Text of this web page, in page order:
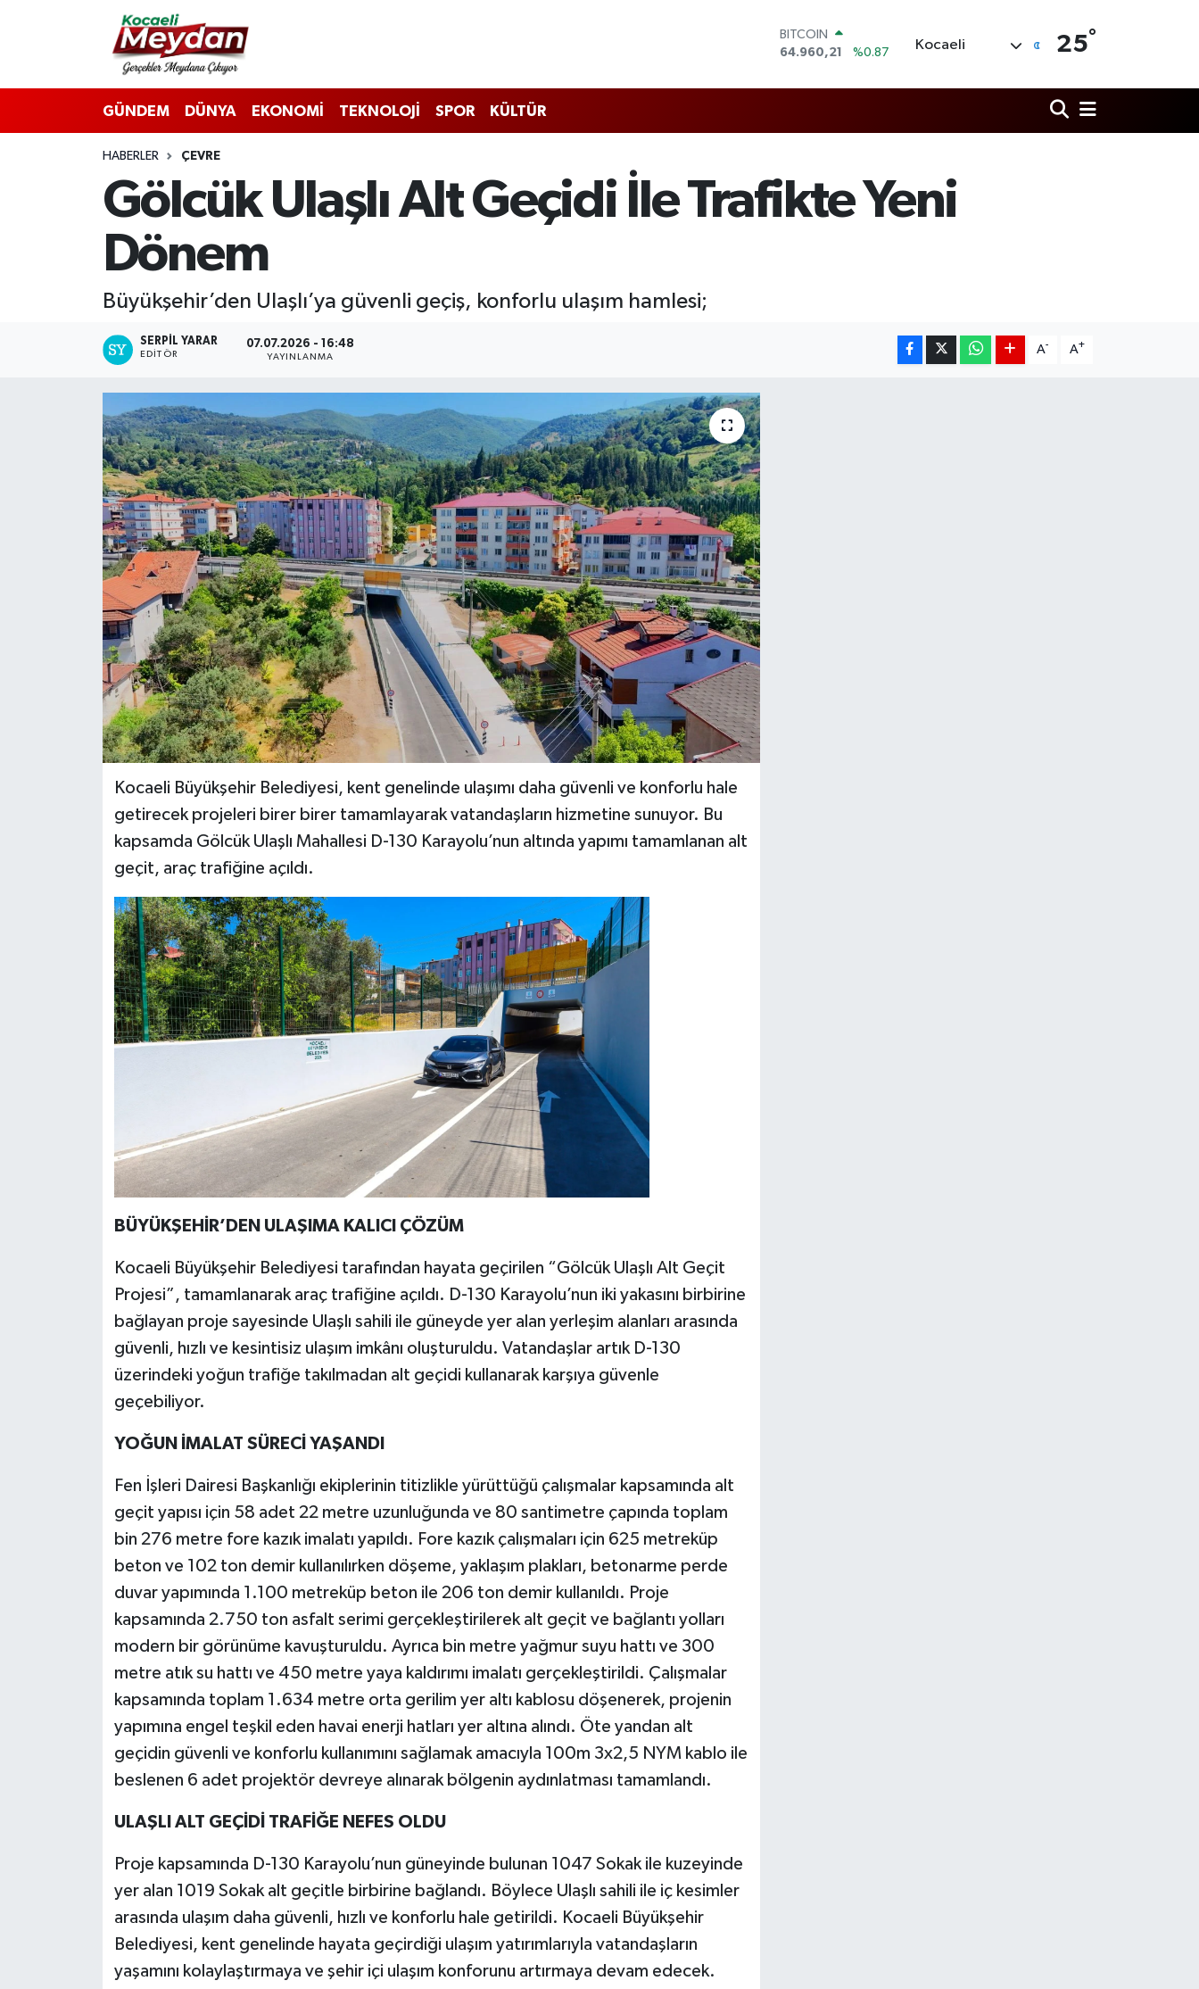
DOLAR
47,7436
%0.18
55,2510
%0.32
BİST100
13.779
%-14
BITCOIN
Kocaeli 25°
GÜNDEM DÜNYA EKONOMİ TEKNOLOJİ SPOR KÜLTÜR
HABERLER ÇEVRE
Gölcük Ulaşlı Alt Geçidi İle Trafikte Yeni
Dönem
Büyükşehir’den Ulaşlı’ya güvenli geçiş, konforlu ulaşım hamlesi;
SERPİL YARAR
EDITÖR
07.07.2026 - 16:48
YAYINLANMA
A- A+
Kocaeli Büyükşehir Belediyesi, kent genelinde ulaşımı daha güvenli ve konforlu hale
getirecek projeleri birer birer tamamlayarak vatandaşların hizmetine sunuyor. Bu
kapsamda Gölcük Ulaşlı Mahallesi D-130 Karayolu’nun altında yapımı tamamlanan alt
geçit, araç trafiğine açıldı.
BÜYÜKŞEHİR’DEN ULAŞIMA KALICI ÇÖZÜM
Kocaeli Büyükşehir Belediyesi tarafından hayata geçirilen “Gölcük Ulaşlı Alt Geçit
Projesi”, tamamlanarak araç trafiğine açıldı. D-130 Karayolu’nun iki yakasını birbirine
bağlayan proje sayesinde Ulaşlı sahili ile güneyde yer alan yerleşim alanları arasında
güvenli, hızlı ve kesintisiz ulaşım imkânı oluşturuldu. Vatandaşlar artık D-130
üzerindeki yoğun trafiğe takılmadan alt geçidi kullanarak karşıya güvenle
geçebiliyor.
YOĞUN İMALAT SÜRECİ YAŞANDI
Fen İşleri Dairesi Başkanlığı ekiplerinin titizlikle yürüttüğü çalışmalar kapsamında alt
geçit yapısı için 58 adet 22 metre uzunluğunda ve 80 santimetre çapında toplam
bin 276 metre fore kazık imalatı yapıldı. Fore kazık çalışmaları için 625 metreküp
beton ve 102 ton demir kullanılırken döşeme, yaklaşım plakları, betonarme perde
duvar yapımında 1.100 metreküp beton ile 206 ton demir kullanıldı. Proje
kapsamında 2.750 ton asfalt serimi gerçekleştirilerek alt geçit ve bağlantı yolları
modern bir görünüme kavuşturuldu. Ayrıca bin metre yağmur suyu hattı ve 300
metre atık su hattı ve 450 metre yaya kaldırımı imalatı gerçekleştirildi. Çalışmalar
kapsamında toplam 1.634 metre orta gerilim yer altı kablosu döşenerek, projenin
yapımına engel teşkil eden havai enerji hatları yer altına alındı. Öte yandan alt
geçidin güvenli ve konforlu kullanımını sağlamak amacıyla 100m 3x2,5 NYM kablo ile
beslenen 6 adet projektör devreye alınarak bölgenin aydınlatması tamamlandı.
ULAŞLI ALT GEÇİDİ TRAFİĞE NEFES OLDU
Proje kapsamında D-130 Karayolu’nun güneyinde bulunan 1047 Sokak ile kuzeyinde
yer alan 1019 Sokak alt geçitle birbirine bağlandı. Böylece Ulaşlı sahili ile iç kesimler
arasında ulaşım daha güvenli, hızlı ve konforlu hale getirildi. Kocaeli Büyükşehir
Belediyesi, kent genelinde hayata geçirdiği ulaşım yatırımlarıyla vatandaşların
yaşamını kolaylaştırmaya ve şehir içi ulaşım konforunu artırmaya devam edecek.
Nöbetçi Eczaneler
Hava Durumu
Trafik Durumu
Süper Lig Puan Durumu ve Fikstür
Tüm Manşetler
Son Dakika Haberleri
Haber Arşivi